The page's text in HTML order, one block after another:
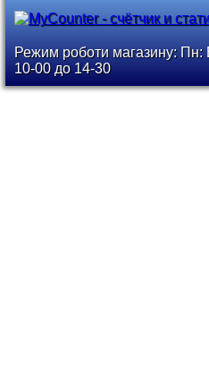
Режим роботи магазину: Пн:
10-00 до 14-30